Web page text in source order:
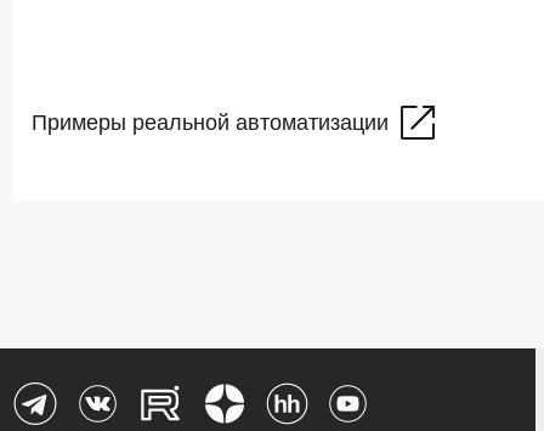
Примеры реальной автоматизации